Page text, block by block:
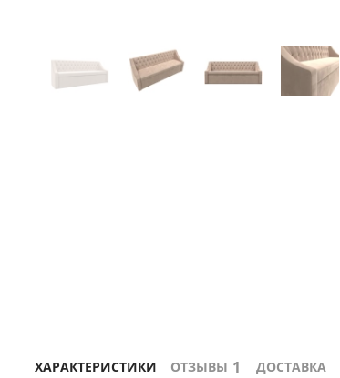
ХАРАКТЕРИСТИКИ ОТЗЫВЫ 1 ДОСТАВКА